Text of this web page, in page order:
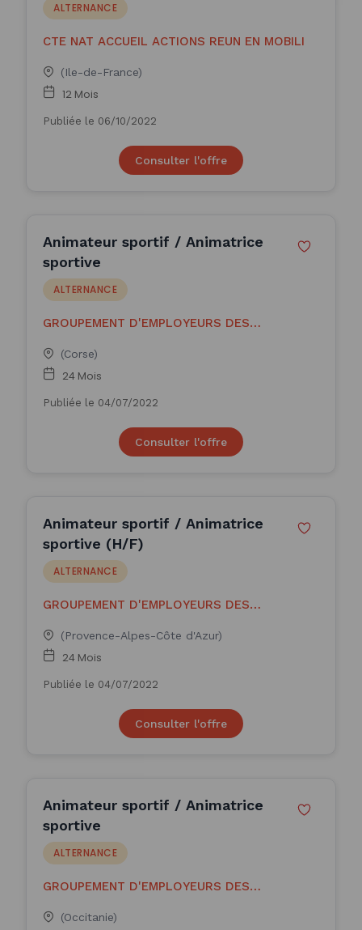
ALTERNANCE
CTE NAT ACCUEIL ACTIONS REUN EN MOBILI
(Ile-de-France)
12 Mois
Publiée le 06/10/2022
Consulter l'offre
Animateur sportif / Animatrice
sportive
ALTERNANCE
GROUPEMENT D'EMPLOYEURS DES
(Corse)
24 Mois
Publiée le 04/07/2022
Consulter l'offre
Animateur sportif / Animatrice
sportive (H/F)
ALTERNANCE
GROUPEMENT D'EMPLOYEURS DES
(Provence-Alpes-Côte d'Azur)
24 Mois
Publiée le 04/07/2022
Consulter l'offre
Animateur sportif / Animatrice
sportive
ALTERNANCE
GROUPEMENT D'EMPLOYEURS DES
(Occitanie)